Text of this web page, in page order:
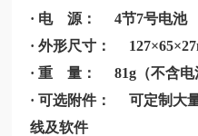
· 电 源： 4节7号电池
· 外形尺寸：
· 重 量： 81g（不含电
· 可选附件： 可定制大
线及软件